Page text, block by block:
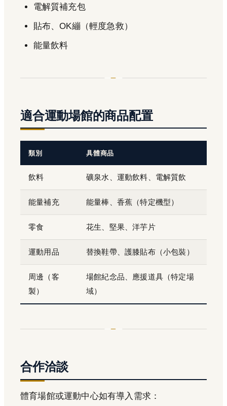
電解質補充包
貼布、OK繃（輕度急救）
能量飲料
適合運動場館的商品配置
類別 具體商品
飲料 礦泉水、運動飲料、電解質飲
能量補充 能量棒、香蕉（特定機型）
零食 花生、堅果、洋芋片
運動用品 替換鞋帶、護膝貼布（小包裝）
周邊（客
製）
場館紀念品、應援道具（特定場
域）
合作洽談
體育場館或運動中心如有導入需求：